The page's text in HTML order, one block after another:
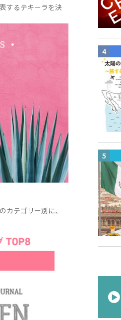
するテキーラを決
カテゴリー別に、